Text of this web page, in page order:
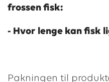
frossen fisk:
- Hvor lenge kan fisk
Pakningen til